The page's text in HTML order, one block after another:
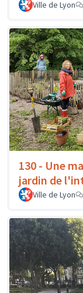
Ville de Lyon
130 - Une
jardin de
Ville de Lyon